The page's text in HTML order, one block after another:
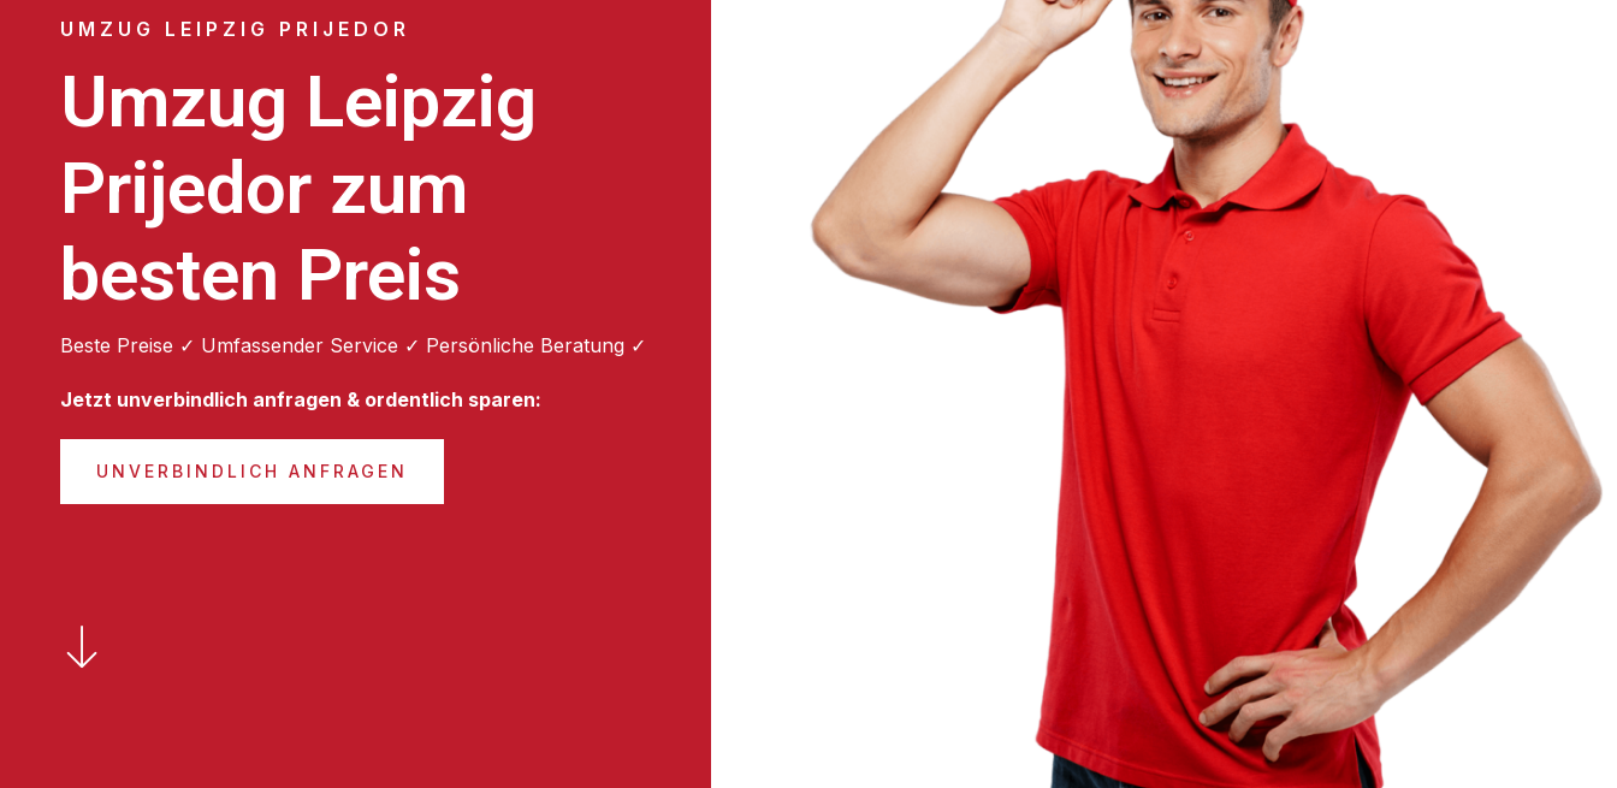
UMZUG LEIPZIG PRIJEDOR
Umzug Leipzig
Prijedor zum
besten Preis
Beste Preise ✓ Umfassender Service ✓ Persönliche Beratung ✓
Jetzt unverbindlich anfragen & ordentlich sparen:
UNVERBINDLICH ANFRAGEN